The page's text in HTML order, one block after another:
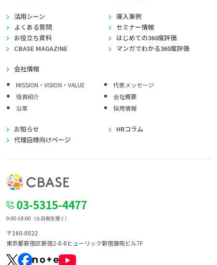
活用シーン
導入事例
よくある質問
セミナー情報
お役立ち資料
はじめての360度評価
CBASE MAGAZINE
マンガでわかる360度評価
会社情報
MISSION・VISION・VALUE
代表メッセージ
役員紹介
会社概要
沿革
採用情報
お知らせ
HRコラム
代理店様向けページ
03-5315-4477
9:00-18:00（土日祝を除く）
〒160-0022
東京都新宿区新宿2-8-8ヒューリック新宿御苑ビル7F